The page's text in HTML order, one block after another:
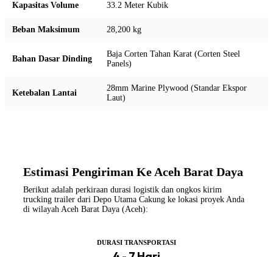
Kapasitas Volume 33.2 Meter Kubik
Beban Maksimum 28,200 kg
Bahan Dasar Dinding
Baja Corten Tahan Karat (Corten Steel
Panels)
Ketebalan Lantai
28mm Marine Plywood (Standar Ekspor
Laut)
Estimasi Pengiriman Ke Aceh Barat Daya
Berikut adalah perkiraan durasi logistik dan ongkos kirim
trucking trailer dari Depo Utama Cakung ke lokasi proyek Anda
di wilayah Aceh Barat Daya (Aceh):
DURASI TRANSPORTASI